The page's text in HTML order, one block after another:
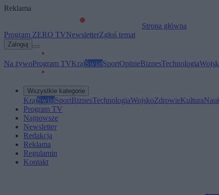
Reklama
Strona główna
Program ZERO TVNewsletterZgłoś temat
Zaloguj
Na żywoProgram TVKrajŚwiatSportOpinieBiznesTechnologia
Wszystkie kategorie
KrajŚwiatSportBiznesTechnologiaWojskoZdrowieKultura
Program TV
Najnowsze
Newsletter
Redakcja
Reklama
Regulamin
Kontakt